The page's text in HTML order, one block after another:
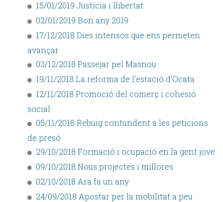
15/01/2019 Justícia i llibertat
02/01/2019 Bon any 2019
17/12/2018 Dies intensos que ens permeten
avançar
03/12/2018 Passejar pel Masnou
19/11/2018 La reforma de l'estació d'Ocata
12/11/2018 Promoció del comerç i cohesió
social
05/11/2018 Rebuig contundent a les peticions
de presó
29/10/2018 Formació i ocupació en la gent jove
09/10/2018 Nous projectes i millores
02/10/2018 Ara fa un any
24/09/2018 Apostar per la mobilitat a peu